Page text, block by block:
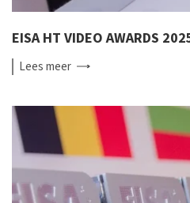
EISA HT VIDEO AWARDS
Leesmeer